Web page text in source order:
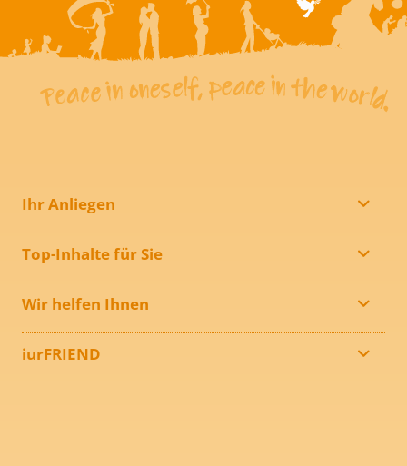
Ihr Anliegen
Top-Inhalte für Sie
Wir helfen Ihnen
iurFRIEND